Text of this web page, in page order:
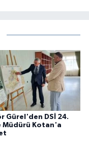
Gürel'den DSİ 24.
Müdürü Kotan'a